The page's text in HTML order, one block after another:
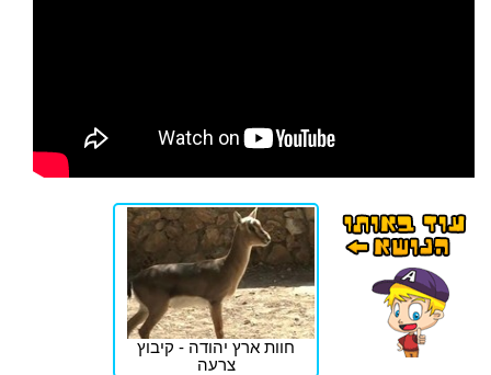
חוות ארץ יהודה - קיבוץ
צרעה